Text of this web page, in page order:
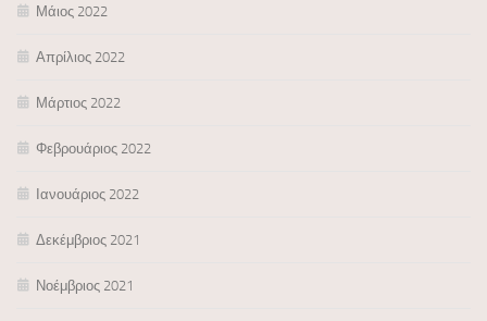
Μάιος 2022
Απρίλιος 2022
Μάρτιος 2022
Φεβρουάριος 2022
Ιανουάριος 2022
Δεκέμβριος 2021
Νοέμβριος 2021